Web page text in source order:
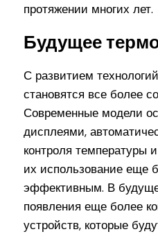
протяжении многих лет.
Будущее
С развитием
становятся все более
Современные модели
дисплеями,
контроля температуры
их использование еще
эффективным. В
появления еще более
устройств, которые